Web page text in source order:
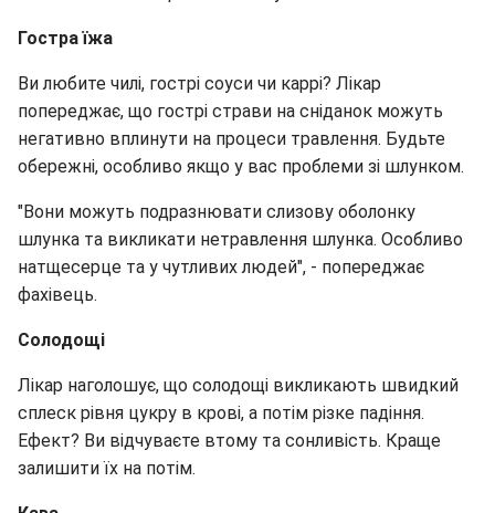
Гостра їжа
Ви любите чилі, гострі соуси чи каррі? Лікар
попереджає, що гострі страви на сніданок можуть
негативно вплинути на процеси травлення. Будьте
обережні, особливо якщо у вас проблеми зі шлунком.
"Вони можуть подразнювати слизову оболонку
шлунка та викликати нетравлення шлунка. Особливо
натщесерце та у чутливих людей", - попереджає
фахівець.
Солодощі
Лікар наголошує, що солодощі викликають швидкий
сплеск рівня цукру в крові, а потім різке падіння.
Ефект? Ви відчуваєте втому та сонливість. Краще
залишити їх на потім.